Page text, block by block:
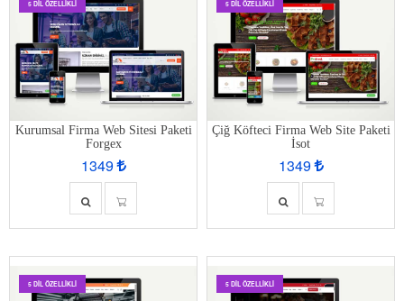
5 DIL ÖZELLIKLI
Kurumsal Firma Web Sitesi Paketi
Forgex
1349
5 DIL ÖZELLIKLI
Çiğ Köfteci Firma Web Site Paketi
İsot
1349
5 DIL ÖZELLIKLI 5 DIL ÖZELLIKLI